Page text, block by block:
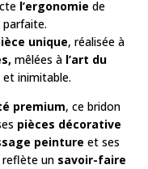
l’ergonomie de
unique, réalisée à
mêlées à l’art du
et inimitable.
premium, ce bridon
pièces décorative
peinture et ses
reflète un savoir-faire